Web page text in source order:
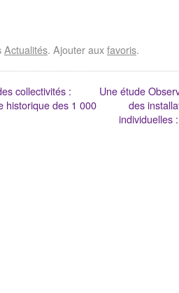
Actualités. Ajouter auxfavoris.
collectivités :
historique des 1 000
Une étude
des
individuelles